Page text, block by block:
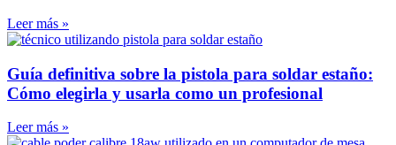
Leer más »
Guía definitiva sobre la pistola para soldar estaño:
Cómo elegirla y usarla como un profesional
Leer más »